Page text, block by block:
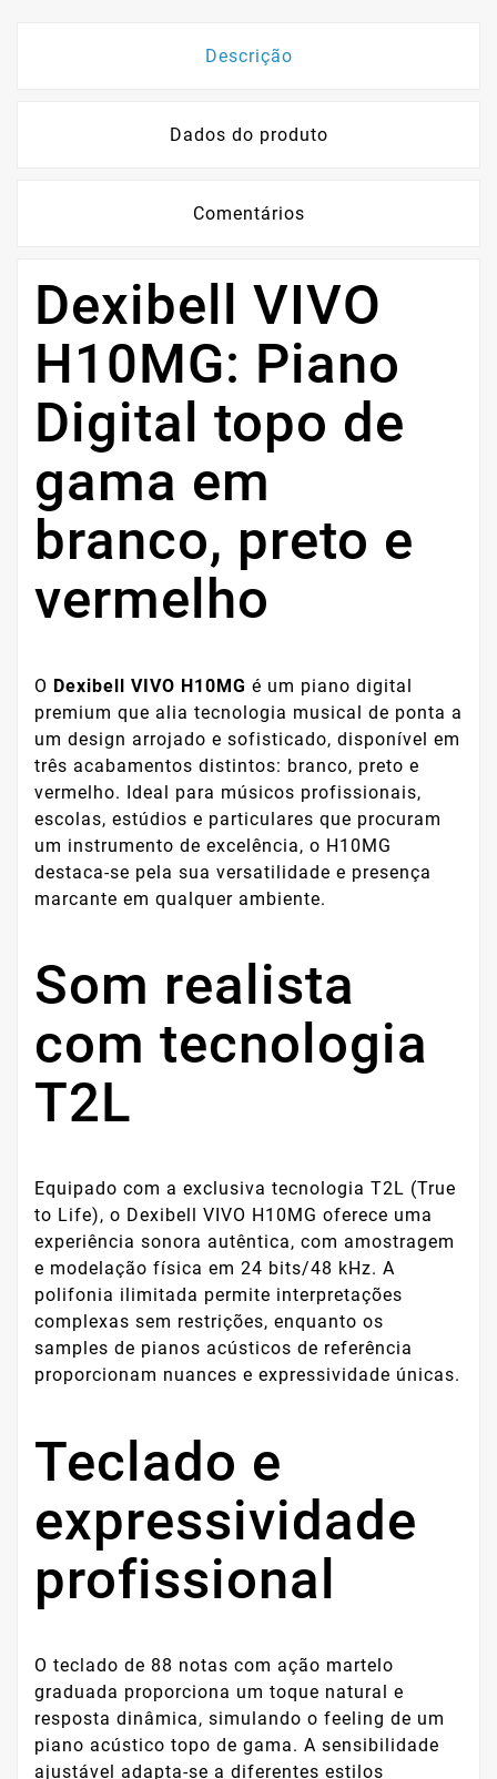
Descrição
Dados do produto
Comentários
Dexibell VIVO
H10MG: Piano
Digital topo de
gama em
branco, preto e
vermelho
O Dexibell VIVO H10MG é um piano digital
premium que alia tecnologia musical de ponta a
um design arrojado e sofisticado, disponível em
três acabamentos distintos: branco, preto e
vermelho. Ideal para músicos profissionais,
escolas, estúdios e particulares que procuram
um instrumento de excelência, o H10MG
destaca-se pela sua versatilidade e presença
marcante em qualquer ambiente.
Som realista
com tecnologia
T2L
Equipado com a exclusiva tecnologia T2L (True
to Life), o Dexibell VIVO H10MG oferece uma
experiência sonora autêntica, com amostragem
e modelação física em 24 bits/48 kHz. A
polifonia ilimitada permite interpretações
complexas sem restrições, enquanto os
samples de pianos acústicos de referência
proporcionam nuances e expressividade únicas.
Teclado e
expressividade
profissional
O teclado de 88 notas com ação martelo
graduada proporciona um toque natural e
resposta dinâmica, simulando o feeling de um
piano acústico topo de gama. A sensibilidade
ajustável adapta-se a diferentes estilos